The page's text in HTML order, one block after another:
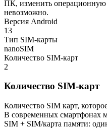
ПК, изменить операционную
невозможно.
Версия Android
13
Тип SIM-карты
nanoSIM
Количество SIM-карт
2
Количество SIM-карт
Количество SIM карт,
В современных смартфонах
SIM + SIM/карта памяти: